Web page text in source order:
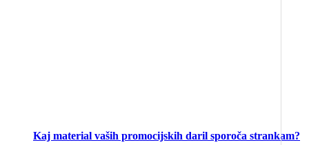
Kaj material vaših promocijskih daril sporoča strankam?